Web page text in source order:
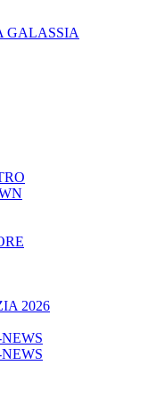
GALASSIA
2026